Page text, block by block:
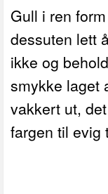
Gull i ren
dessuten lett
ikke og
smykke laget
vakkert ut,
fargen til evig